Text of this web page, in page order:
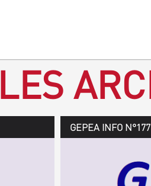
LES
GEPEA Infos n°178
Novembre 2019 >
GEPEA INFO N°177